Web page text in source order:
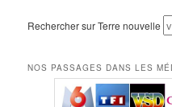
Rechercher sur Terre nouvelle
NOS PASSAGES DANS LES